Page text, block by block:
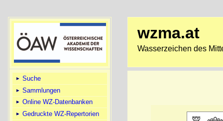
Suche
Sammlungen
Online WZ-Datenbanken
Gedruckte WZ-Repertorien
wzma.at
Wasserzeichen des